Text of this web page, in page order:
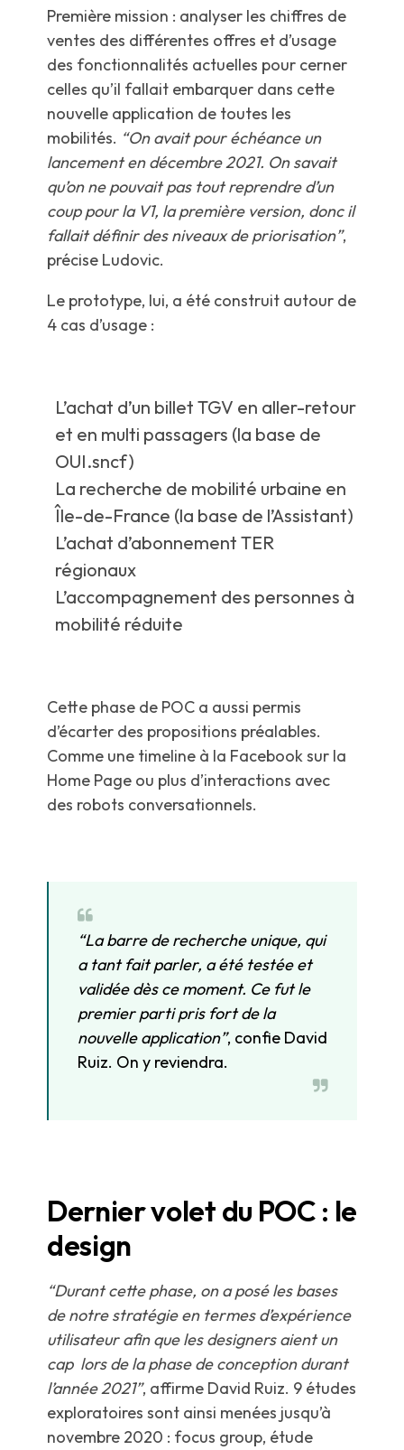
Première mission : analyser les chiffres de
ventes des différentes offres et d’usage
des fonctionnalités actuelles pour cerner
celles qu’il fallait embarquer dans cette
nouvelle application de toutes les
mobilités. “On avait pour échéance un
lancement en décembre 2021. On savait
qu’on ne pouvait pas tout reprendre d’un
coup pour la V1, la première version, donc il
fallait définir des niveaux de priorisation”,
précise Ludovic.
Le prototype, lui, a été construit autour de
4 cas d’usage :
L’achat d’un billet TGV en aller-retour
et en multi passagers (la base de
OUI.sncf)
La recherche de mobilité urbaine en
Île-de-France (la base de l’Assistant)
L’achat d’abonnement TER
régionaux
L’accompagnement des personnes à
mobilité réduite
Cette phase de POC a aussi permis
d’écarter des propositions préalables.
Comme une timeline à la Facebook sur la
Home Page ou plus d’interactions avec
des robots conversationnels.
“La barre de recherche unique, qui
a tant fait parler, a été testée et
validée dès ce moment. Ce fut le
premier parti pris fort de la
nouvelle application”, confie David
Ruiz. On y reviendra.
Dernier volet du POC : le
design
“Durant cette phase, on a posé les bases
de notre stratégie en termes d’expérience
utilisateur afin que les designers aient un
cap lors de la phase de conception durant
l’année 2021”, affirme David Ruiz. 9 études
exploratoires sont ainsi menées jusqu’à
novembre 2020 : focus group, étude